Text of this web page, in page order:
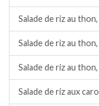
Salade de riz au
Salade de riz au
Salade de riz au
Salade de riz aux